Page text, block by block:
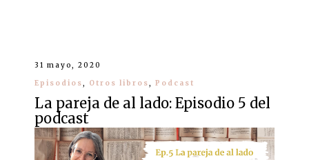
31 mayo, 2020
Episodios, Otros libros, Podcast
La pareja de al lado: Episodio 5 del
podcast